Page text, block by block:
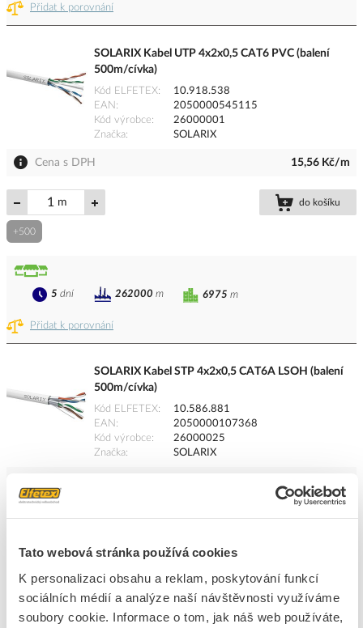
Tato webová stránka používá cookies
K personalizaci obsahu a reklam, poskytování funkcí
sociálních médií a analýze naší návštěvnosti využíváme
soubory cookie. Informace o tom, jak náš web používáte,
Přidat k porovnání
SOLARIX Kabel UTP 4x2x0,5 CAT6 PVC (balení
500m/cívka)
Kód ELFETEX
10.918.538
EAN
2050000545115
Kód výrobce
26000001
Značka
SOLARIX
Cena s DPH 15,56 Kč/m
m do košíku
+500
Přidat k porovnání
6975 m
5 dní 262000 m
SOLARIX Kabel STP 4x2x0,5 CAT6A LSOH (balení
500m/cívka)
Kód ELFETEX
10.586.881
EAN
2050000107368
Kód výrobce
26000025
Značka
SOLARIX
m do košíku
Přidat k porovnání
6355 m
5dní 311500 m